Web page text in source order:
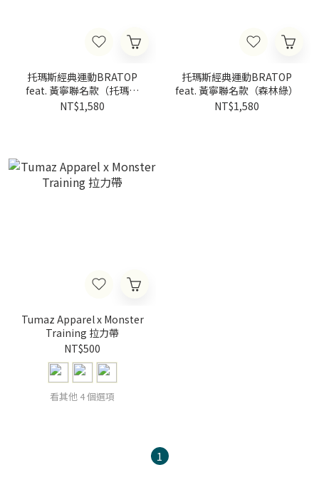
托瑪斯經典運動BRATOP
feat. 黃寧聯名款（托瑪斯
黑）
NT$1,580
托瑪斯經典運動BRATOP
feat. 黃寧聯名款（森林綠）
NT$1,580
Tumaz Apparel x Monster
Training 拉力帶
NT$500
看其他 4 個選項
1